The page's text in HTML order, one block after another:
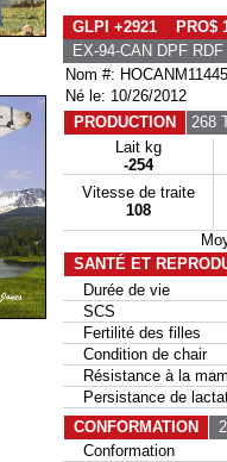
GLPI +2921 PRO$
EX-94-CAN DPF
Nom #:
Né le: 10/26/2012
PRODUCTION
268
Lait kg
-254
Vitesse de traite
108
SANTÉ ET
Durée de vie
SCS
Fertilité des filles
Condition de chair
Résistance à la
Persistance de
CONFORMATION
Conformation